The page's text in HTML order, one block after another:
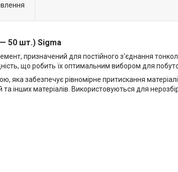
— 50 шт.) Sigma
призначений для постійного з'єднання
що робить їх оптимальним вибором для
забезпечує рівномірне притискання
інших матеріалів. Використовуються для